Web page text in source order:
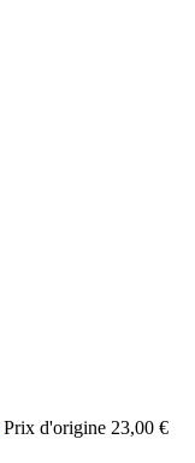
Prix d'origine 23,00 €